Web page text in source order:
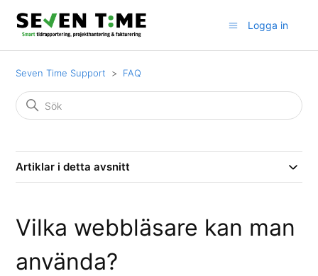
Logga in
Seven Time Support FAQ
Artiklar i detta avsnitt
Vilka webbläsare kan man
använda?